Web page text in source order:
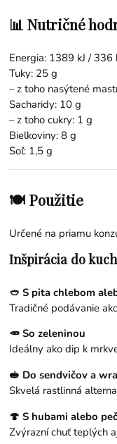
📊 Nutričné
Energia: 1389 kJ / 336
Tuky: 25 g
– z toho nasýtené
Sacharidy: 10 g
– z toho cukry: 1 g
Bielkoviny: 8 g
Soľ: 1,5 g
🍽 Použitie
Určené na priamu
Inšpirácia do
🥙 S pita chlebom
Tradičné podávanie
🥕 So zeleninou
Ideálny ako dip k
🥪 Do sendvičov a
Skvelá rastlinná
🍄 S hubami alebo
Zvýrazní chuť teplých